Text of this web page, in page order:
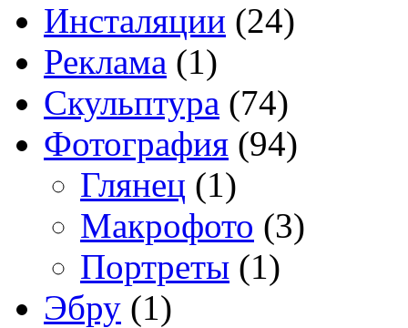
Инсталяции (24)
Реклама (1)
Скульптура (74)
Фотография (94)
Глянец (1)
Макрофото (3)
Портреты (1)
Эбру (1)